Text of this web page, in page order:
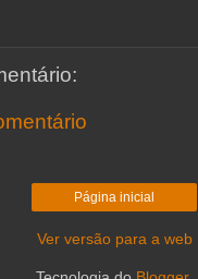
Página inicial
Ver versão para a web